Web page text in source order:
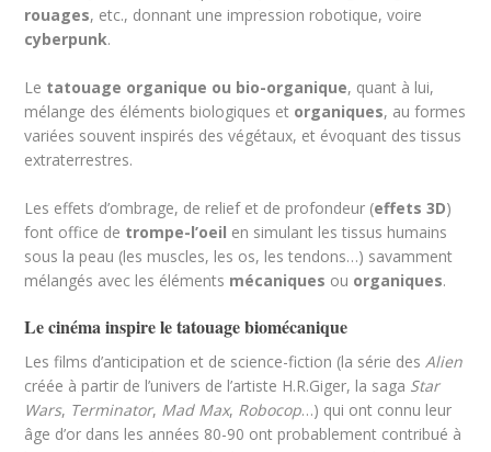
rouages, etc., donnant une impression robotique, voire
cyberpunk.
Le tatouage organique ou bio-organique, quant à lui,
mélange des éléments biologiques et organiques, au formes
variées souvent inspirés des végétaux, et évoquant des tissus
extraterrestres.
Les effets d’ombrage, de relief et de profondeur (effets 3D)
font office de trompe-l’oeil en simulant les tissus humains
sous la peau (les muscles, les os, les tendons…) savamment
mélangés avec les éléments mécaniques ou organiques.
Le cinéma inspire le tatouage biomécanique
Les films d’anticipation et de science-fiction (la série desAlien
créée à partir de l’univers de l’artiste H.R.Giger, la saga Star
Wars, Terminator, Mad Max, Robocop…) qui ont connu leur
âge d’or dans les années 80-90 ont probablement contribué à